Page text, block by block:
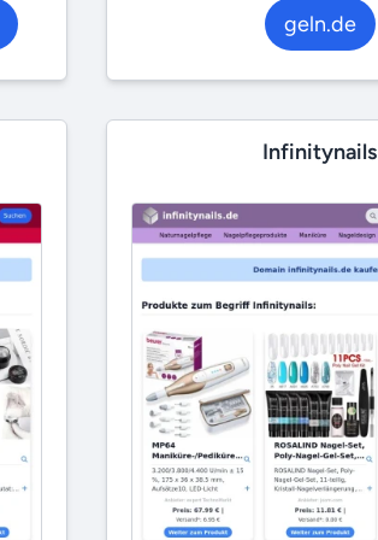
geln.de
Infinitynails